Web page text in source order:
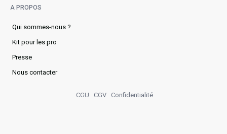
A PROPOS
Qui sommes-nous ?
Kit pour les pro
Presse
Nous contacter
CGU CGV Confidentialité